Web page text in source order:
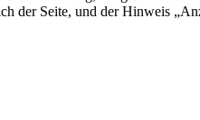
der Seite, und der Hinweis